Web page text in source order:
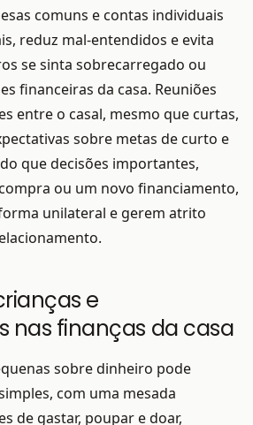
comuns e contas individuais
reduz mal-entendidos e evita
se sinta sobrecarregado ou
financeiras da casa. Reuniões
entre o casal, mesmo que curtas,
sobre metas de curto e
que decisões importantes,
ou um novo financiamento,
unilateral e gerem atrito
e
nas finanças da casa
sobre dinheiro pode
com uma mesada
de gastar, poupar e doar,